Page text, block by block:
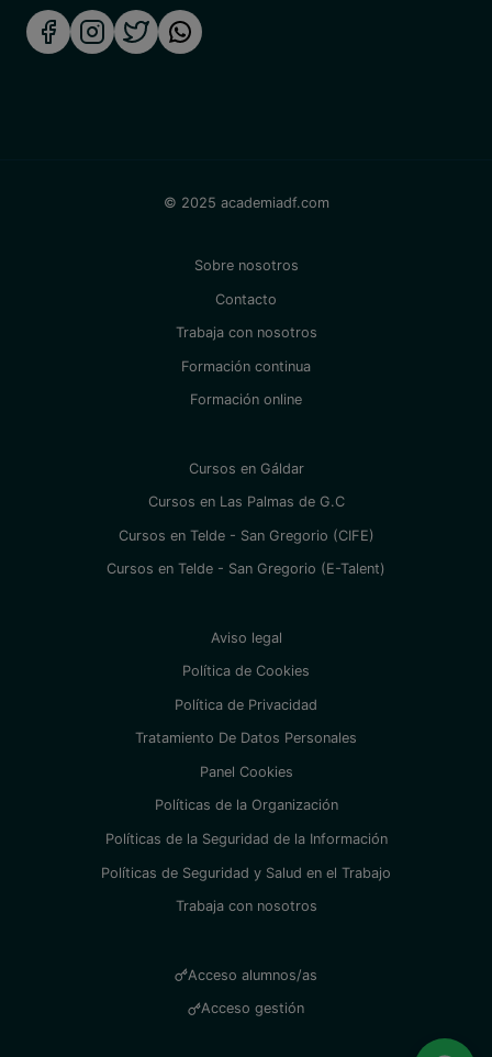
© 2025 academiadf.com
Sobre nosotros
Contacto
Trabaja con nosotros
Formación continua
Formación online
Cursos en Gáldar
Cursos en Las Palmas de G.C
Cursos en Telde - San Gregorio (CIFE)
Cursos en Telde - San Gregorio (E-Talent)
Aviso legal
Política de Cookies
Política de Privacidad
Tratamiento De Datos Personales
Panel Cookies
Políticas de la Organización
Políticas de la Seguridad de la Información
Políticas de Seguridad y Salud en el Trabajo
Trabaja con nosotros
Acceso alumnos/as
Acceso gestión